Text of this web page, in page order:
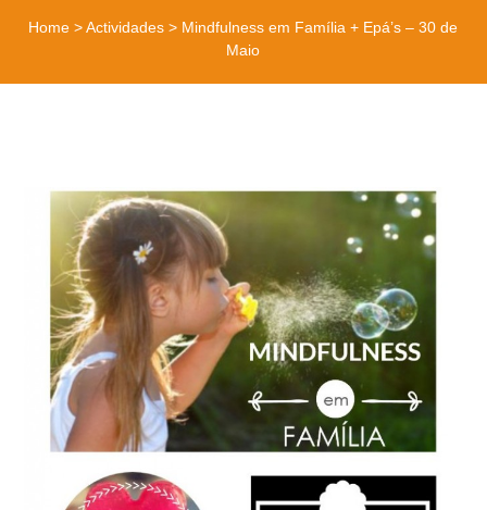
Home >Actividades > Mindfulness em Família + Epá’s – 30 de
Maio